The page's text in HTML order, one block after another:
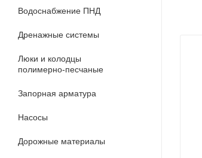
Водоснабжение ПНД
Дренажные системы
Люки и колодцы
полимерно-песчаные
Запорная арматура
Насосы
Дорожные материалы